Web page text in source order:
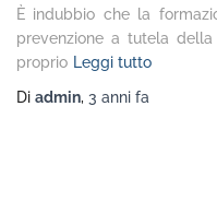
È indubbio che la
prevenzione a tutela
proprio Leggi tutto
Di admin, 3 anni fa